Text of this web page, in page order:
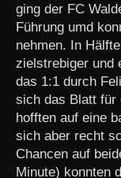
ging der FC
Führung umd
nehmen. In
zielstrebiger und
das 1:1 durch
sich das Blatt für
hofften auf eine
sich aber recht
Chancen auf
Minute) konnten